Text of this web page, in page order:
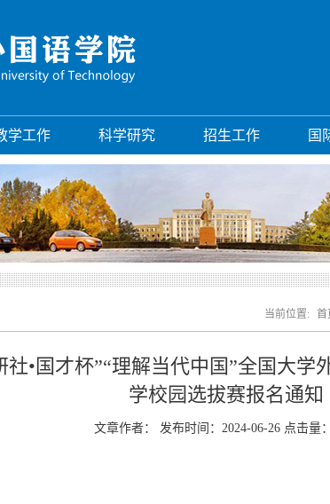
学工作 科学研究 招生工作 国
当前位置: 首
社•国才杯”“理解当代中国”全国大学
学校园选拔赛报名通知
文章作者： 发布时间：2024-06-26 点击量：